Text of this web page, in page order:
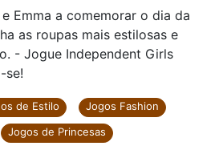
Emma a comemorar o dia da
as roupas mais estilosas e
- Jogue Independent Girls
se!
de Estilo
Jogos Fashion
Jogos de Princesas